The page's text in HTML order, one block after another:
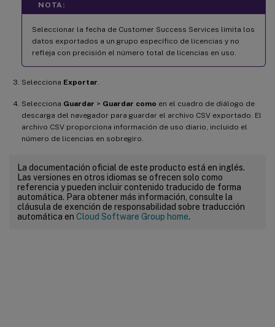
NOTA:
Seleccionar la fecha de Customer Success Services limita los
datos exportados a un grupo específico de licencias y no
refleja con precisión el número total de licencias en uso.
Selecciona Exportar.
Selecciona Guardar > Guardar como en el cuadro de diálogo de
descarga del navegador para guardar el archivo CSV exportado. El
archivo CSV proporciona información de uso diario, incluido el
número de licencias en sobregiro.
La documentación oficial de este producto está en inglés.
Las versiones en otros idiomas se ofrecen solo como
referencia y pueden incluir contenido traducido de forma
automática. Para obtener más información, consulte la
cláusula de exención de responsabilidad sobre traducción
automática en Cloud Software Group home.